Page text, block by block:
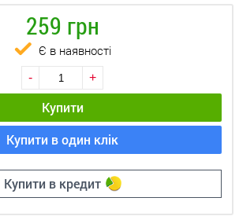
259 грн
Є в наявності
- +
Купити
Купити в один клік
Купити в кредит